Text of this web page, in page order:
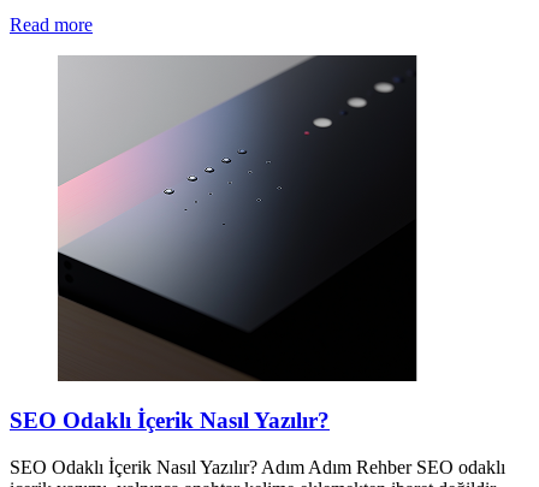
Read more
SEO Odaklı İçerik Nasıl Yazılır?
SEO Odaklı İçerik Nasıl Yazılır? Adım Adım Rehber SEO odaklı